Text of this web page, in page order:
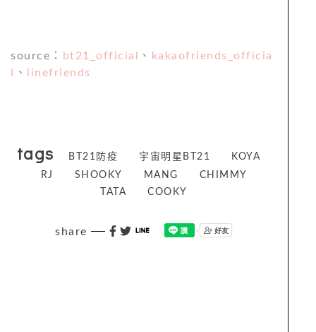
source： bt21_official 、
kakaofriends_officia
、 linefriends
tags BT21防疫 宇宙明星BT21
KOYA
RJ
SHOOKY MANG
CHIMMY
TATA
COOKY
share